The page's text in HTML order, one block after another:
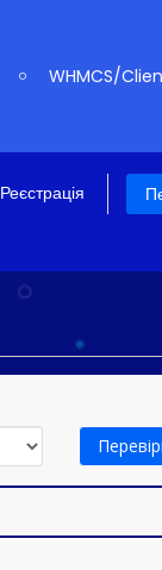
WHMCS/
Реєстрація